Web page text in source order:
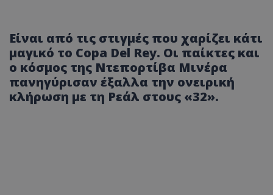
Είναι από τις στιγμές που χαρίζει κάτι
μαγικό το Copa Del Rey. Οι παίκτες και
ο κόσμος της Ντεπορτίβα Μινέρα
πανηγύρισαν έξαλλα την ονειρική
κλήρωση με τη Ρεάλ στους «32».